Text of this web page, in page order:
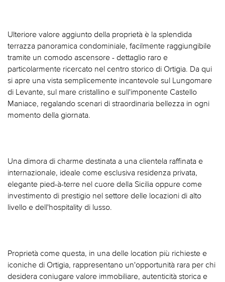
Ulteriore valore aggiunto della proprietà è la splendida
terrazza panoramica condominiale, facilmente raggiungibile
tramite un comodo ascensore - dettaglio raro e
particolarmente ricercato nel centro storico di Ortigia. Da qui
si apre una vista semplicemente incantevole sul Lungomare
di Levante, sul mare cristallino e sull'imponente Castello
Maniace, regalando scenari di straordinaria bellezza in ogni
momento della giornata.
Una dimora di charme destinata a una clientela raffinata e
internazionale, ideale come esclusiva residenza privata,
elegante pied-à-terre nel cuore della Sicilia oppure come
investimento di prestigio nel settore delle locazioni di alto
livello e dell'hospitality di lusso.
Proprietà come questa, in una delle location più richieste e
iconiche di Ortigia, rappresentano un'opportunità rara per chi
desidera coniugare valore immobiliare, autenticità storica e